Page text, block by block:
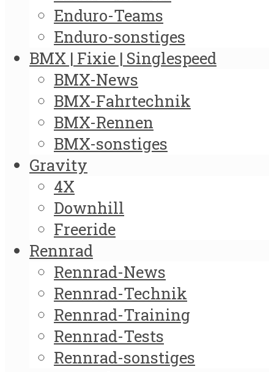
Enduro-Teams
Enduro-sonstiges
BMX | Fixie | Singlespeed
BMX-News
BMX-Fahrtechnik
BMX-Rennen
BMX-sonstiges
Gravity
4X
Downhill
Freeride
Rennrad
Rennrad-News
Rennrad-Technik
Rennrad-Training
Rennrad-Tests
Rennrad-sonstiges